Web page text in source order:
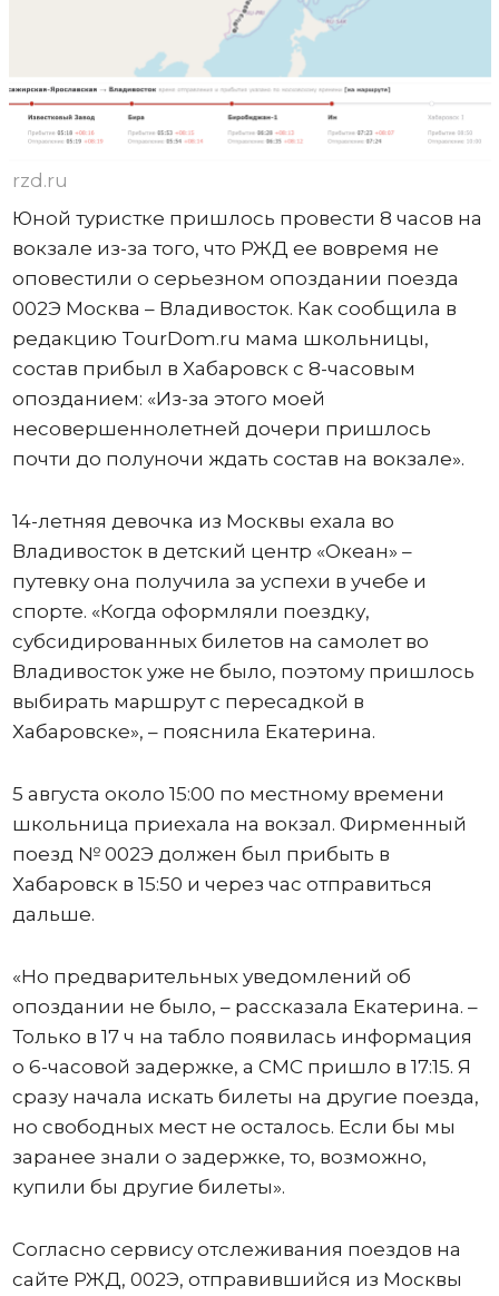
rzd.ru
Юной туристке пришлось провести 8 часов на
вокзале из-за того, что РЖД ее вовремя не
оповестили о серьезном опоздании поезда
002Э Москва – Владивосток. Как сообщила в
редакцию TourDom.ru мама школьницы,
состав прибыл в Хабаровск с 8-часовым
опозданием: «Из-за этого моей
несовершеннолетней дочери пришлось
почти до полуночи ждать состав на вокзале».
14-летняя девочка из Москвы ехала во
Владивосток в детский центр «Океан» –
путевку она получила за успехи в учебе и
спорте. «Когда оформляли поездку,
субсидированных билетов на самолет во
Владивосток уже не было, поэтому пришлось
выбирать маршрут с пересадкой в
Хабаровске», – пояснила Екатерина.
5 августа около 15:00 по местному времени
школьница приехала на вокзал. Фирменный
поезд № 002Э должен был прибыть в
Хабаровск в 15:50 и через час отправиться
дальше.
«Но предварительных уведомлений об
опоздании не было, – рассказала Екатерина. –
Только в 17 ч на табло появилась информация
о 6-часовой задержке, а СМС пришло в 17:15. Я
сразу начала искать билеты на другие поезда,
но свободных мест не осталось. Если бы мы
заранее знали о задержке, то, возможно,
купили бы другие билеты».
Согласно сервису отслеживания поездов на
сайте РЖД, 002Э, отправившийся из Москвы